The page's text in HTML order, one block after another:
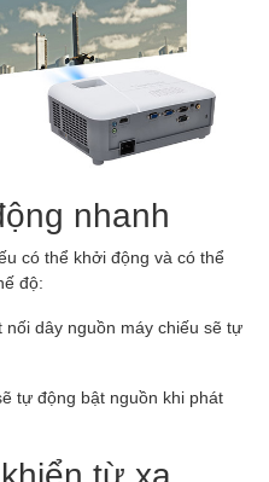
nhanh
có thể khởi động và có thể
độ:
dây nguồn máy chiếu sẽ tự
tự động bật nguồn khi phát
từ xa